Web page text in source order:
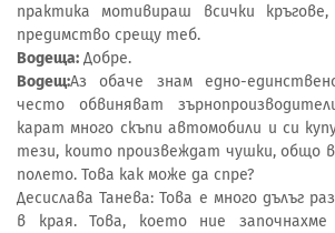
практика мотивираш всички
предимство срещу теб.
Водеща: Добре.
Водещ:Аз обаче знам едно-
често обвиняват
карат много скъпи автомобили и си
тези, които произвеждат чушки, общо
полето. Това как може да спре?
Десислава Танева: Това е много дълъг
в края. Това, което ние